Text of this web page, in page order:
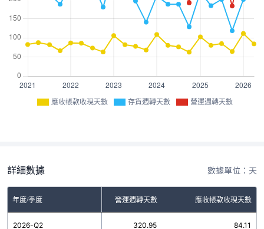
應收帳款收現天數 存貨週轉天數 營運週轉天數
詳細數據 數據單位：天
年度/季度
存貨週轉天數 營運週轉天數 應收帳款收現天數
2026-Q2236.84 320.95 84.11